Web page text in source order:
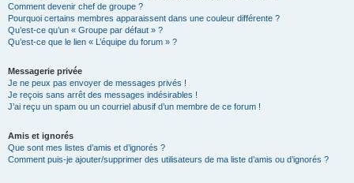
Comment devenir chef de groupe ?
Pourquoi certains membres apparaissent dans une couleur différente ?
Qu’est-ce qu’un « Groupe par défaut » ?
Qu’est-ce que le lien « L’équipe du forum » ?
Messagerie privée
Je ne peux pas envoyer de messages privés !
Je reçois sans arrêt des messages indésirables !
J’ai reçu un spam ou un courriel abusif d’un membre de ce forum !
Amis et ignorés
Que sont mes listes d’amis et d’ignorés ?
Comment puis-je ajouter/supprimer des utilisateurs de ma liste d’amis ou d’ignorés ?